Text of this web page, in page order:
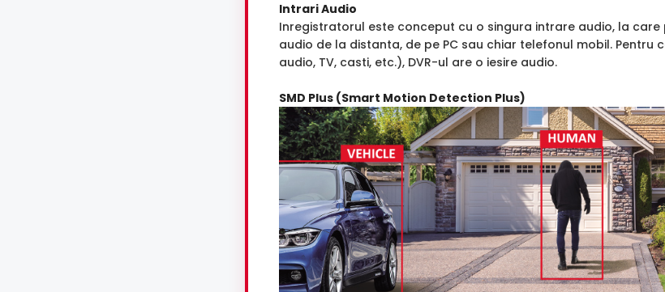
Intrari Audio
Inregistratorul este conceput cu o singura intrare audio, la
audio de la distanta, de pe PC sau chiar telefonul mobil.
audio, TV, casti, etc.), DVR-ul are o iesire audio.
SMD Plus (Smart Motion Detection Plus)